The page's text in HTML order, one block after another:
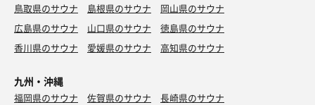
鳥取県のサウナ 島根県のサウナ
岡山県のサウナ
広島県のサウナ
山口県のサウナ
徳島県のサウナ
香川県のサウナ
愛媛県のサウナ 高知県のサウナ
九州・沖縄
福岡県のサウナ 佐賀県のサウナ
長崎県のサウナ